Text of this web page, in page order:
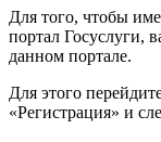
Для того, чтобы
портал Госуслуги,
данном портале.
Для этого
«Регистрация» и